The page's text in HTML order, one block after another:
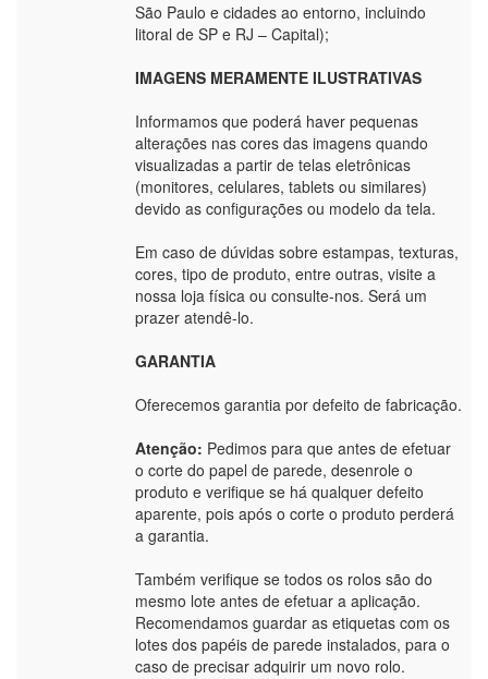
São Paulo e cidades ao entorno, incluindo
litoral de SP e RJ – Capital);
IMAGENS MERAMENTE ILUSTRATIVAS
Informamos que poderá haver pequenas
alterações nas cores das imagens quando
visualizadas a partir de telas eletrônicas
(monitores, celulares, tablets ou similares)
devido as configurações ou modelo da tela.
Em caso de dúvidas sobre estampas, texturas,
cores, tipo de produto, entre outras, visite a
nossa loja física ou consulte-nos. Será um
prazer atendê-lo.
GARANTIA
Oferecemos garantia por defeito de fabricação.
Atenção: Pedimos para que antes de efetuar
o corte do papel de parede, desenrole o
produto e verifique se há qualquer defeito
aparente, pois após o corte o produto perderá
a garantia.
Também verifique se todos os rolos são do
mesmo lote antes de efetuar a aplicação.
Recomendamos guardar as etiquetas com os
lotes dos papéis de parede instalados, para o
caso de precisar adquirir um novo rolo.